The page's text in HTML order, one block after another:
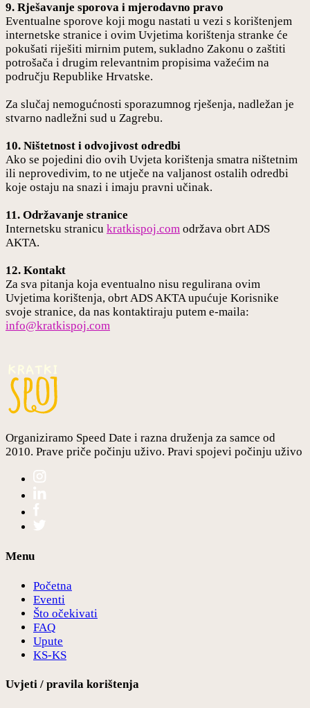
9. Rješavanje sporova i mjerodavno pravo
Eventualne sporove koji mogu nastati u vezi s korištenjem
internetske stranice i ovim Uvjetima korištenja stranke će
pokušati riješiti mirnim putem, sukladno Zakonu o zaštiti
potrošača i drugim relevantnim propisima važećim na
području Republike Hrvatske.
Za slučaj nemogućnosti sporazumnog rješenja, nadležan je
stvarno nadležni sud u Zagrebu.
10. Ništetnost i odvojivost odredbi
Ako se pojedini dio ovih Uvjeta korištenja smatra ništetnim
ili neprovedivim, to ne utječe na valjanost ostalih odredbi
koje ostaju na snazi i imaju pravni učinak.
11. Održavanje stranice
Internetsku stranicu kratkispoj.com održava obrt ADS
AKTA.
12. Kontakt
Za sva pitanja koja eventualno nisu regulirana ovim
Uvjetima korištenja, obrt ADS AKTA upućuje Korisnike
svoje stranice, da nas kontaktiraju putem e-maila:
info@kratkispoj.com
Organiziramo Speed Date i razna druženja za samce od
2010. Prave priče počinju uživo. Pravi spojevi počinju uživo
Menu
Početna
Eventi
Što očekivati
FAQ
Upute
KS-KS
Uvjeti / pravila korištenja